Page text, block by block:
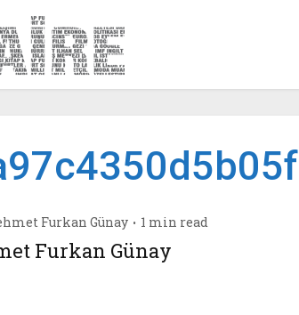
Furkan Günay 1 min read
Furkan Günay